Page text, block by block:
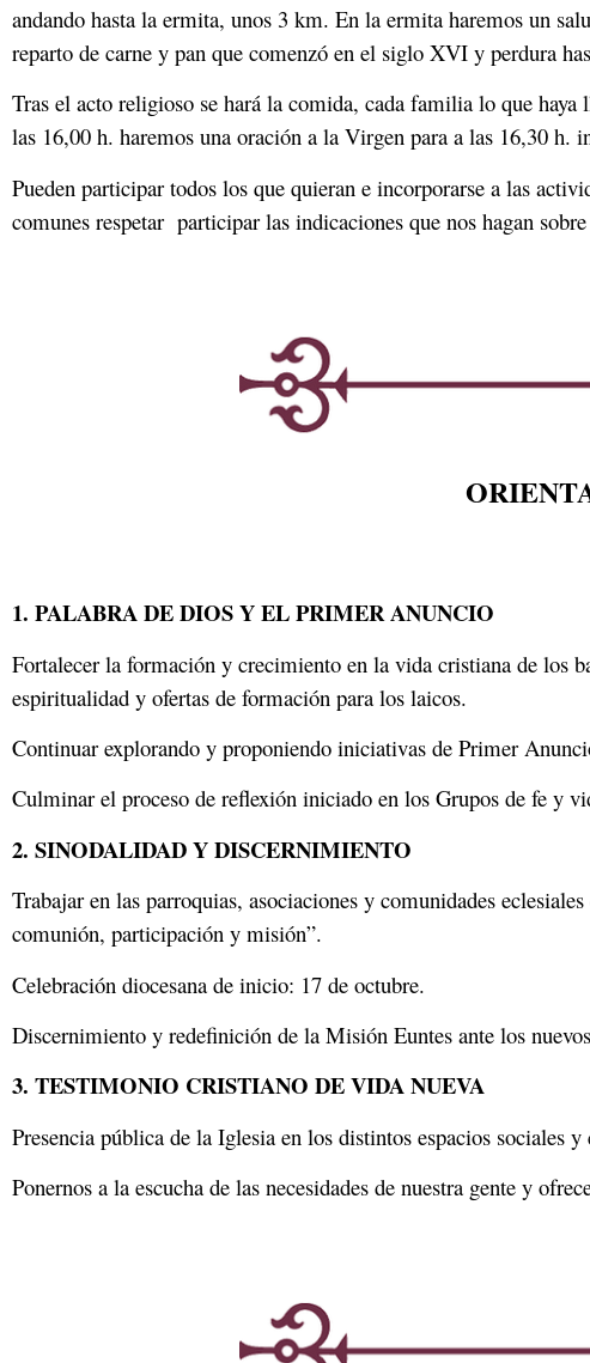
andando hasta la ermita, unos 3 km. En la ermita haremos un
reparto de carne y pan que comenzó en el siglo XVI y perdura
Tras el acto religioso se hará la comida, cada familia lo que
las 16,00 h. haremos una oración a la Virgen para a las 16,30 h.
Pueden participar todos los que quieran e incorporarse a las
comunes respetar participar las indicaciones que nos hagan
1. PALABRA DE DIOS Y EL PRIMER ANUNCIO
Fortalecer la formación y crecimiento en la vida cristiana de los
espiritualidad y ofertas de formación para los laicos.
Continuar explorando y proponiendo iniciativas de Primer
Culminar el proceso de reflexión iniciado en los Grupos de fe y
2. SINODALIDAD Y DISCERNIMIENTO
Trabajar en las parroquias, asociaciones y comunidades
comunión, participación y misión”.
Celebración diocesana de inicio: 17 de octubre.
Discernimiento y redefinición de la Misión Euntes ante los
3. TESTIMONIO CRISTIANO DE VIDA NUEVA
Presencia pública de la Iglesia en los distintos espacios sociales
Ponernos a la escucha de las necesidades de nuestra gente y